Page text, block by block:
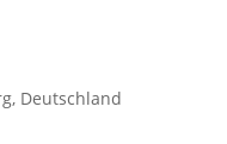
Deutschland